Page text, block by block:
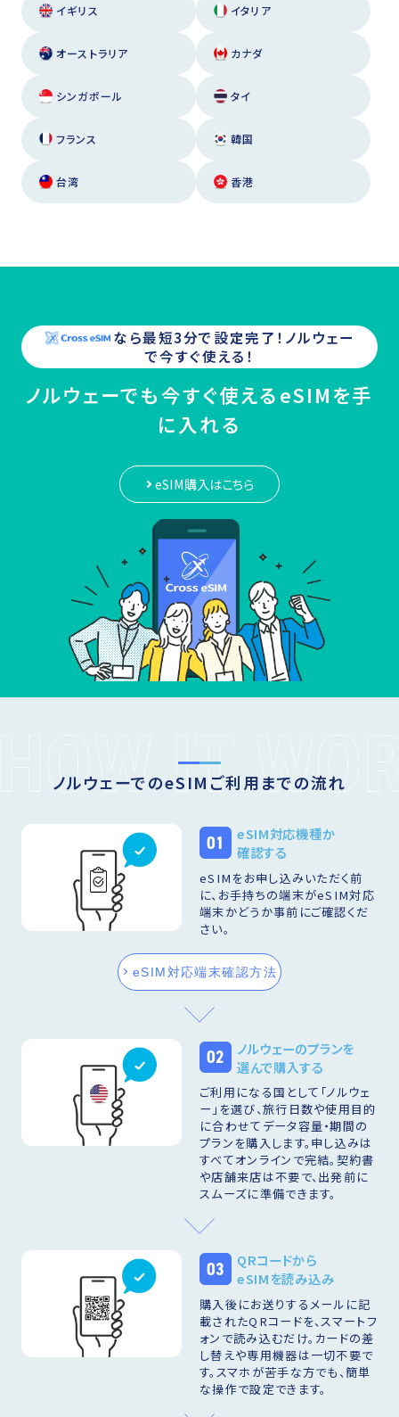
イギリス イタリア
オーストラリア カナダ
シンガポール タイ
フランス 韓国
台湾 香港
なら最短3分で設定完了！ ノルウェー
で今すぐ使える！
ノルウェーでも今すぐ使えるeSIMを手
に入れる
eSIM購入はこちら
ノルウェーでのeSIMご利用までの流れ
01
eSIM対応機種か
確認する
eSIMをお申し込みいただく前
に、お手持ちの端末がeSIM対応
端末かどうか事前にご確認くだ
さい。
eSIM対応端末確認方法
02
ノルウェーのプランを
選んで購入する
ご利用になる国として「ノルウェ
ー」を選び、旅行日数や使用目的
に合わせてデータ容量・期間の
プランを購入します。申し込みは
すべてオンラインで完結。契約書
や店舗来店は不要で、出発前に
スムーズに準備できます。
03
QRコードから
eSIMを読み込み
購入後にお送りするメールに記
載されたQRコードを、スマートフ
ォンで読み込むだけ。カードの差
し替えや専用機器は一切不要で
す。スマホが苦手な方でも、簡単
な操作で設定できます。